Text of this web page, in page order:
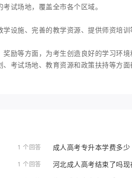
试场地，覆盖全市各个区域。
设施、完善的教学资源、提供师资培训
励等方面，为考生创造良好的学习环境
考试场地、教育资源和政策扶持等方
1 个回答 成人高考专升本学费多少
1 个回答 河北成人高考结束了吗现